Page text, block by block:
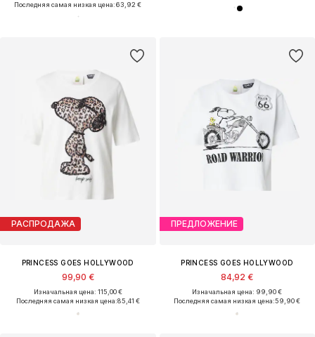
Последняя самая низкая цена:63,92 €
РАСПРОДАЖА
PRINCESS GOES HOLLYWOOD
99,90 €
Изначальная цена: 115,00 €
Последняя самая низкая цена:85,41 €
ПРЕДЛОЖЕНИЕ
PRINCESS GOES HOLLYWOOD
84,92 €
Изначальная цена: 99,90 €
Последняя самая низкая цена:59,90 €